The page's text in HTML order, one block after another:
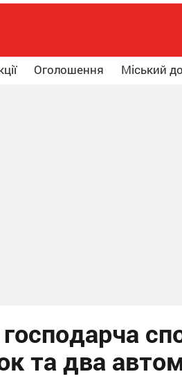
Оголошення Міський
та два